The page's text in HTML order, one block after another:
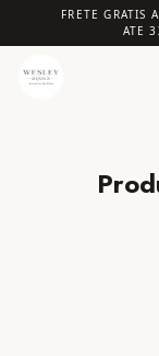
FRETE
ATE